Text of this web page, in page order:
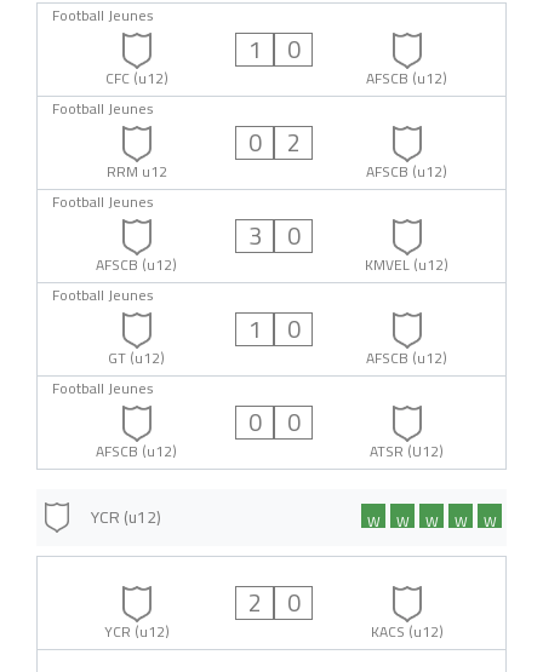
Football Jeunes
CFC (u12)
1 0
AFSCB (u12)
Football Jeunes
RRM u12
0 2
AFSCB (u12)
Football Jeunes
AFSCB (u12)
3 0
KMVEL (u12)
Football Jeunes
GT (u12)
1 0
AFSCB (u12)
Football Jeunes
AFSCB (u12)
0 0
ATSR (U12)
YCR (u12) W
W
W
W
W
YCR (u12)
2 0
KACS (u12)